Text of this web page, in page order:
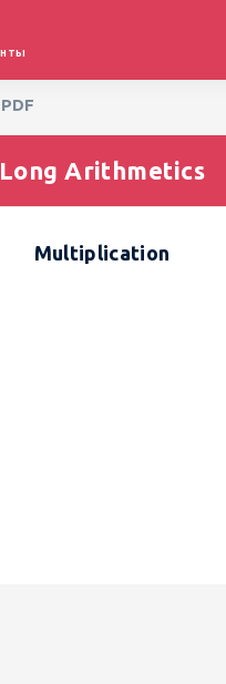
Long Arithmetics
Multiplication